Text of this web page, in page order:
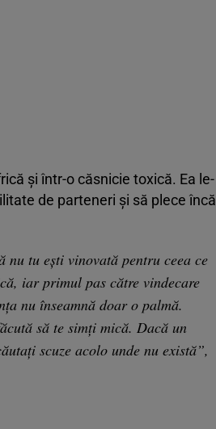
și într-o căsnicie toxică. Ea le-
de parteneri și să plece încă
nu tu ești vinovată pentru ceea ce
iar primul pas către vindecare
nu înseamnă doar o palmă.
să te simți mică. Dacă un
scuze acolo unde nu există”,